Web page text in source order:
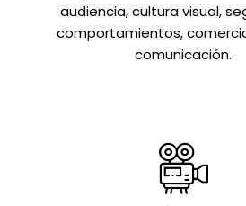
audiencia, cultura visual,
comportamientos,
comunicación.